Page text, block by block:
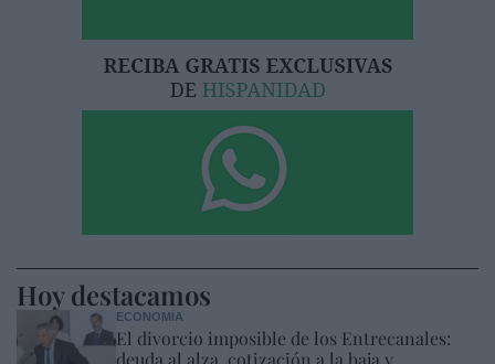
Hoy destacamos
ECONOMÍA
El divorcio imposible de los Entrecanales:
deuda al alza, cotización a la baja y